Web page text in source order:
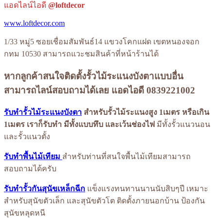
แอดไลน์ไอดี @loftdecor
www.loftdecor.com
1/33 หมู่5 ซอยเชื่อมสัมพันธ์14 แขวงโคกแฝด เขตหนองจอก
กทม 10530 สามารถแวะชมสินค้าที่หน้าร้านได้
หากลูกค้าสนใจติดตั้งรั้วไม้ระแนงบังตาแบบอื่น
สามารถไลน์สอบถามได้เลย แอดไอดี 0839221002
รับทำรั้วไม้ระแนงบังตา สำหรับรั้วไม้ระแนงสูง 1เมตร หรือเกิน
1เมตร เราก็รับทำ มีทั้งแบบทึบ และเว้นช่องไฟ มีทั้งรั้วแนวนอน
และรั้วแนวตั้ง
รับทำพื้นไม้เทียม สำหรับท่านที่สนใจพื้นไม้เทียมสามารถ
สอบถามได้ครับ
รับทำรั้วกันสุนัขเหล็กฉีก แข็งแรงทนทานนานนับสิบๆปี เหมาะ
สำหรับสุนัขตัวเล็ก และสุนัขตัวโต ติดตั้งภายนอกบ้าน ป้องกัน
สุนัขหลุดหนี